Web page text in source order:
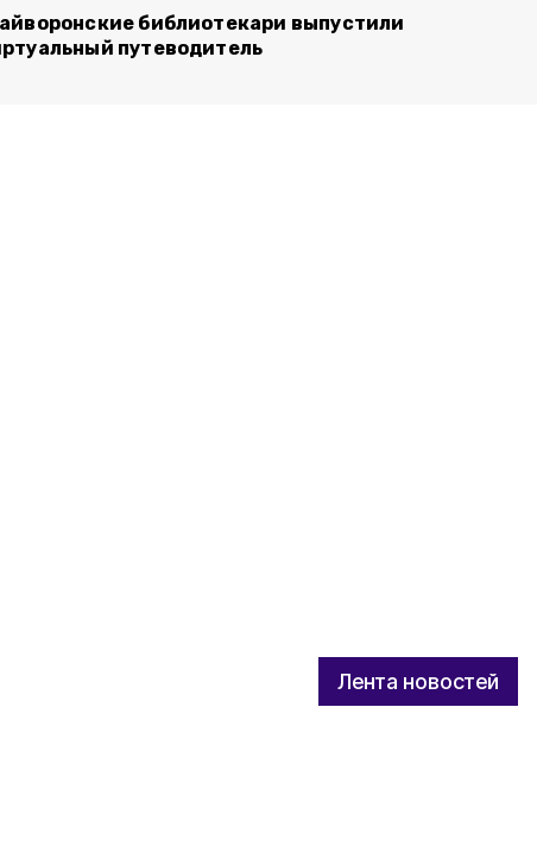
Лента новостей
библиотекари выпустили
путеводитель